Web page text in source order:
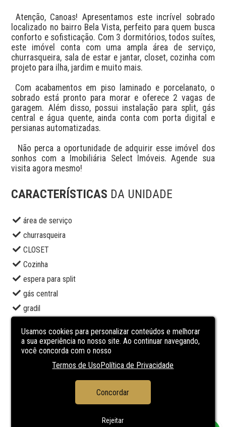
localizado no bairro Bela Vista, perfeito para quem busca
conforto e sofisticação. Com 3 dormitórios, todos suítes,
este imóvel conta com uma ampla área de serviço,
churrasqueira, sala de estar e jantar, closet, cozinha com
projeto para ilha, jardim e muito mais.
sobrado está pronto para morar e oferece 2 vagas de
garagem. Além disso, possui instalação para split, gás
central e água quente, ainda conta com porta digital e
persianas automatizadas.
sonhos com a Imobiliária Select Imóveis. Agende sua
visita agora mesmo!
CARACTERÍSTICAS DA UNIDADE
área de serviço
churrasqueira
CLOSET
Cozinha
espera para split
gás central
gradil
jardim
lavabo
piso laminado
Usamos cookies para personalizar conteúdos e melhorar
a sua experiência no nosso site. Ao continuar navegando,
você concorda com o nosso
Termos de UsoPolítica de Privacidade
Concordar
Rejeitar